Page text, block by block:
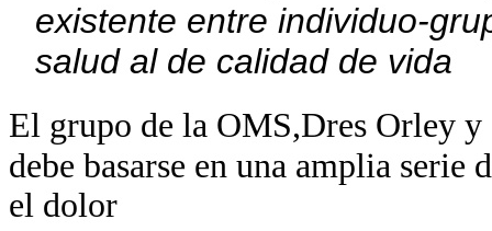
existente entre individuo-
salud al de calidad de vida
El grupo de la OMS,Dres Orley
debe basarse en una amplia
el dolor